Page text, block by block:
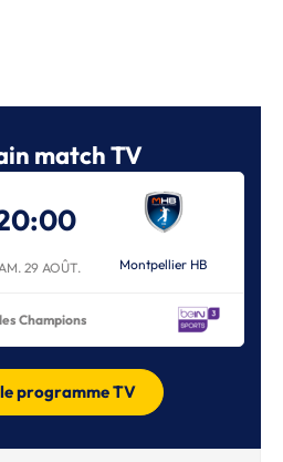
match TV
29 AOÛT. Montpellier HB
Champions
programme TV